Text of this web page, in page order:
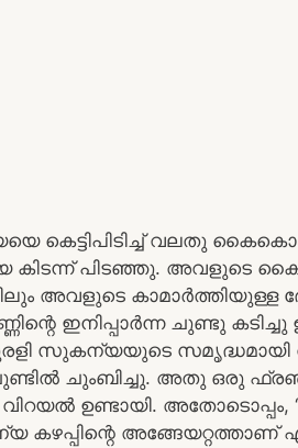
കെട്ടിപിടിച്ച് വലതു
പിടഞ്ഞു. അവളുടെ
അവളുടെ കാമാർത്തിയുള്ള
ഇനിപ്പാർന്ന ചുണ്ടു
സുകന്യയുടെ സമൃദ്ധമായി
ചുംബിച്ചു. അതു ഒരു ഫ്രഞ്ച്
വിറയൽ ഉണ്ടായി.
കഴപ്പിന്റെ അങ്ങേയറ്റത്താണ്